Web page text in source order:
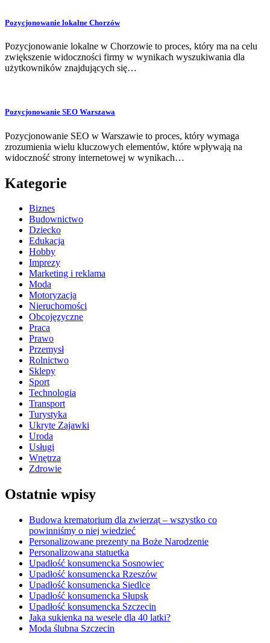
Pozycjonowanie lokalne Chorzów
Pozycjonowanie lokalne w Chorzowie to proces, który ma na celu
zwiększenie widoczności firmy w wynikach wyszukiwania dla
użytkowników znajdujących się…
Pozycjonowanie SEO Warszawa
Pozycjonowanie SEO w Warszawie to proces, który wymaga
zrozumienia wielu kluczowych elementów, które wpływają na
widoczność strony internetowej w wynikach…
Kategorie
Biznes
Budownictwo
Dziecko
Edukacja
Hobby
Imprezy
Marketing i reklama
Moda
Motoryzacja
Nieruchomości
Obcojęzyczne
Praca
Prawo
Przemysł
Rolnictwo
Sklepy
Sport
Technologia
Transport
Turystyka
Ukryte Zajawki
Uroda
Usługi
Wnętrza
Zdrowie
Ostatnie wpisy
Budowa krematorium dla zwierząt – wszystko co
powinniśmy o niej wiedzieć
Personalizowane prezenty na Boże Narodzenie
Personalizowana statuetka
Upadłość konsumencka Sosnowiec
Upadłość konsumencka Rzeszów
Upadłość konsumencka Siedlce
Upadłość konsumencka Słupsk
Upadłość konsumencka Szczecin
Jaka sukienka na wesele dla 40 latki?
Moda ślubna Szczecin